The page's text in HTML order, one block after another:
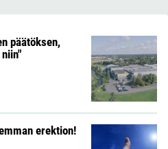
päätöksen,
erektion!